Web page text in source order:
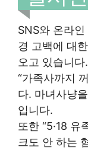
SNS와 온라
경 고백에 대
오고 있습니다.
“가족사까지
다. 마녀사냥
입니다.
또한 “5·18
크도 안 하는